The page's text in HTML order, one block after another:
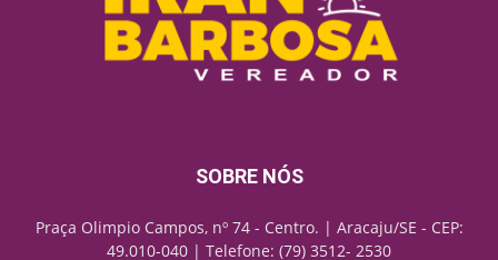
SOBRE NÓS
Praça Olimpio Campos, nº 74 - Centro. | Aracaju/SE - CEP:
49.010-040 | Telefone: (79) 3512- 2530